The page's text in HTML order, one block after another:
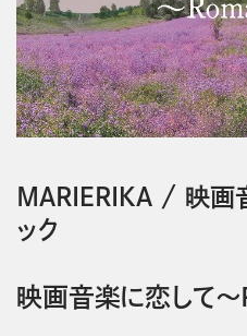
ＭＡＲＩＥＲＩＫＡ/ 映画
ック
映画音楽に恋して